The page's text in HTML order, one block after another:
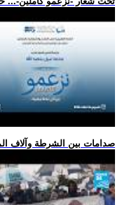
.. صدامات بين الشرطة وآلاف